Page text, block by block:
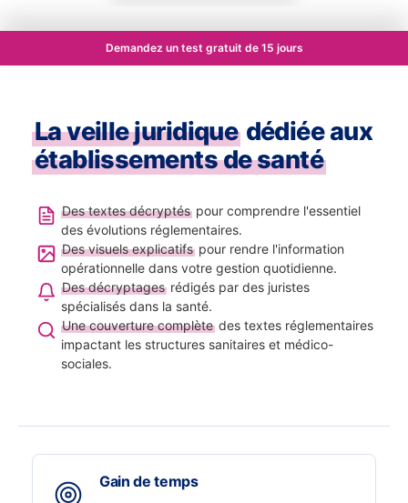
Demandez un test gratuit de 15 jours
La veille juridique dédiée aux
établissements de santé
Des textes décryptéspour comprendre l'essentiel
des évolutions réglementaires.
Des visuels explicatifspour rendre l'information
opérationnelle dans votre gestion quotidienne.
Des décryptagesrédigés par des juristes
spécialisés dans la santé.
Une couverture complètedes textes réglementaires
impactant les structures sanitaires et médico-
sociales.
Gain de temps